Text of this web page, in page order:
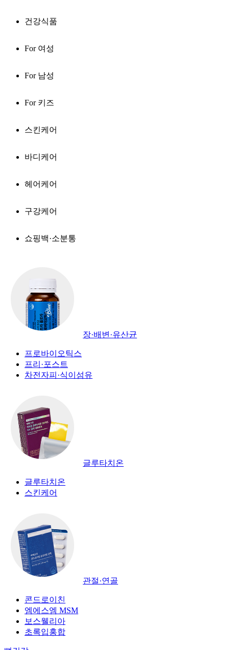
건강식품
For 여성
For 남성
For 키즈
스킨케어
바디케어
헤어케어
구강케어
쇼핑백·소분통
장·배변·유산균
프로바이오틱스
프리·포스트
차전자피·식이섬유
글루타치온
글루타치온
스킨케어
관절·연골
콘드로이친
엠에스엠 MSM
보스웰리아
초록입홍합